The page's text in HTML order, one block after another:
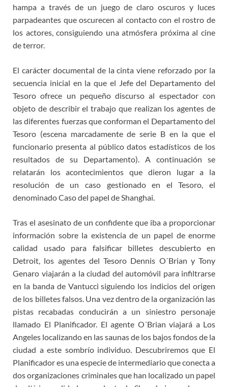
hampa a través de un juego de claro oscuros y luces
parpadeantes que oscurecen al contacto con el rostro de
los actores, consiguiendo una atmósfera próxima al cine
de terror.
El carácter documental de la cinta viene reforzado por la
secuencia inicial en la que el Jefe del Departamento del
Tesoro ofrece un pequeño discurso al espectador con
objeto de describir el trabajo que realizan los agentes de
las diferentes fuerzas que conforman el Departamento del
Tesoro (escena marcadamente de serie B en la que el
funcionario presenta al público datos estadísticos de los
resultados de su Departamento). A continuación se
relatarán los acontecimientos que dieron lugar a la
resolución de un caso gestionado en el Tesoro, el
denominado Caso del papel de Shanghai.
Tras el asesinato de un confidente que iba a proporcionar
información sobre la existencia de un papel de enorme
calidad usado para falsificar billetes descubierto en
Detroit, los agentes del Tesoro Dennis O´Brian y Tony
Genaro viajarán a la ciudad del automóvil para infiltrarse
en la banda de Vantucci siguiendo los indicios del origen
de los billetes falsos. Una vez dentro de la organización las
pistas recabadas conducirán a un siniestro personaje
llamado El Planificador. El agente O´Brian viajará a Los
Angeles localizando en las saunas de los bajos fondos de la
ciudad a este sombrío individuo. Descubriremos que El
Planificador es una especie de intermediario que conecta a
dos organizaciones criminales que han localizado un papel